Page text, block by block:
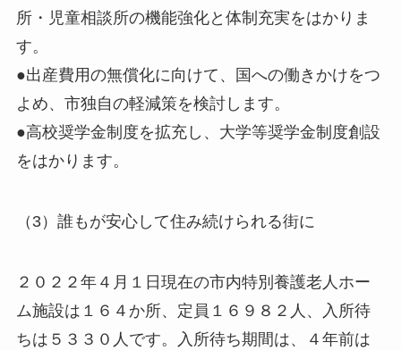
所・児童相談所の機能強化と体制充実をはかりま
す。
●出産費用の無償化に向けて、国への働きかけをつ
よめ、市独自の軽減策を検討します。
●高校奨学金制度を拡充し、大学等奨学金制度創設
をはかります。
（3）誰もが安心して住み続けられる街に
２０２２年４月１日現在の市内特別養護老人ホー
ム施設は１６４か所、定員１６９８２人、入所待
ちは５３３０人です。入所待ち期間は、４年前は